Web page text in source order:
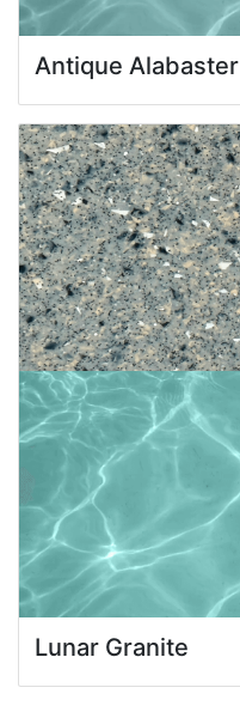
Antique Alabaster
Lunar Granite